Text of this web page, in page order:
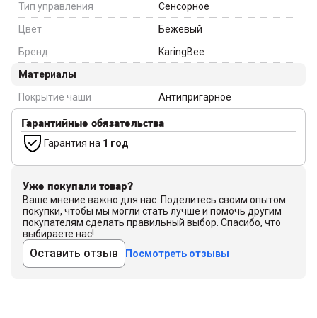
Тип управления
Сенсорное
Цвет
Бежевый
Бренд
KaringBee
Материалы
Покрытие чаши
Антипригарное
Гарантийные обязательства
Гарантия на 1 год
Уже покупали товар?
Ваше мнение важно для нас. Поделитесь своим опытом
покупки, чтобы мы могли стать лучше и помочь другим
покупателям сделать правильный выбор. Спасибо, что
выбираете нас!
Оставить отзыв Посмотреть отзывы